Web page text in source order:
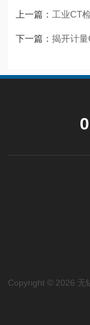
上一篇： 工业CT
下一篇：揭开计
Copyright © 2026 无